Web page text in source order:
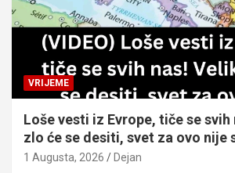
VRIJEME
Loše vesti iz Evrope, tiče se svih
zlo će se desiti, svet za ovo nije
1 Augusta, 2026 Dejan